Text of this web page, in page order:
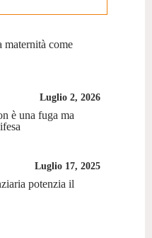
come
Luglio 2, 2026
è una fuga ma
Luglio 17, 2025
potenzia il